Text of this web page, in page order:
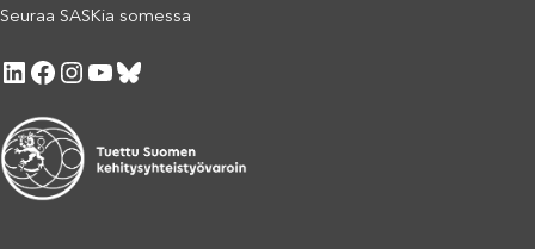
Seuraa SASKia somessa
LinkedIn Facebook Instagram YouTube Bluesky